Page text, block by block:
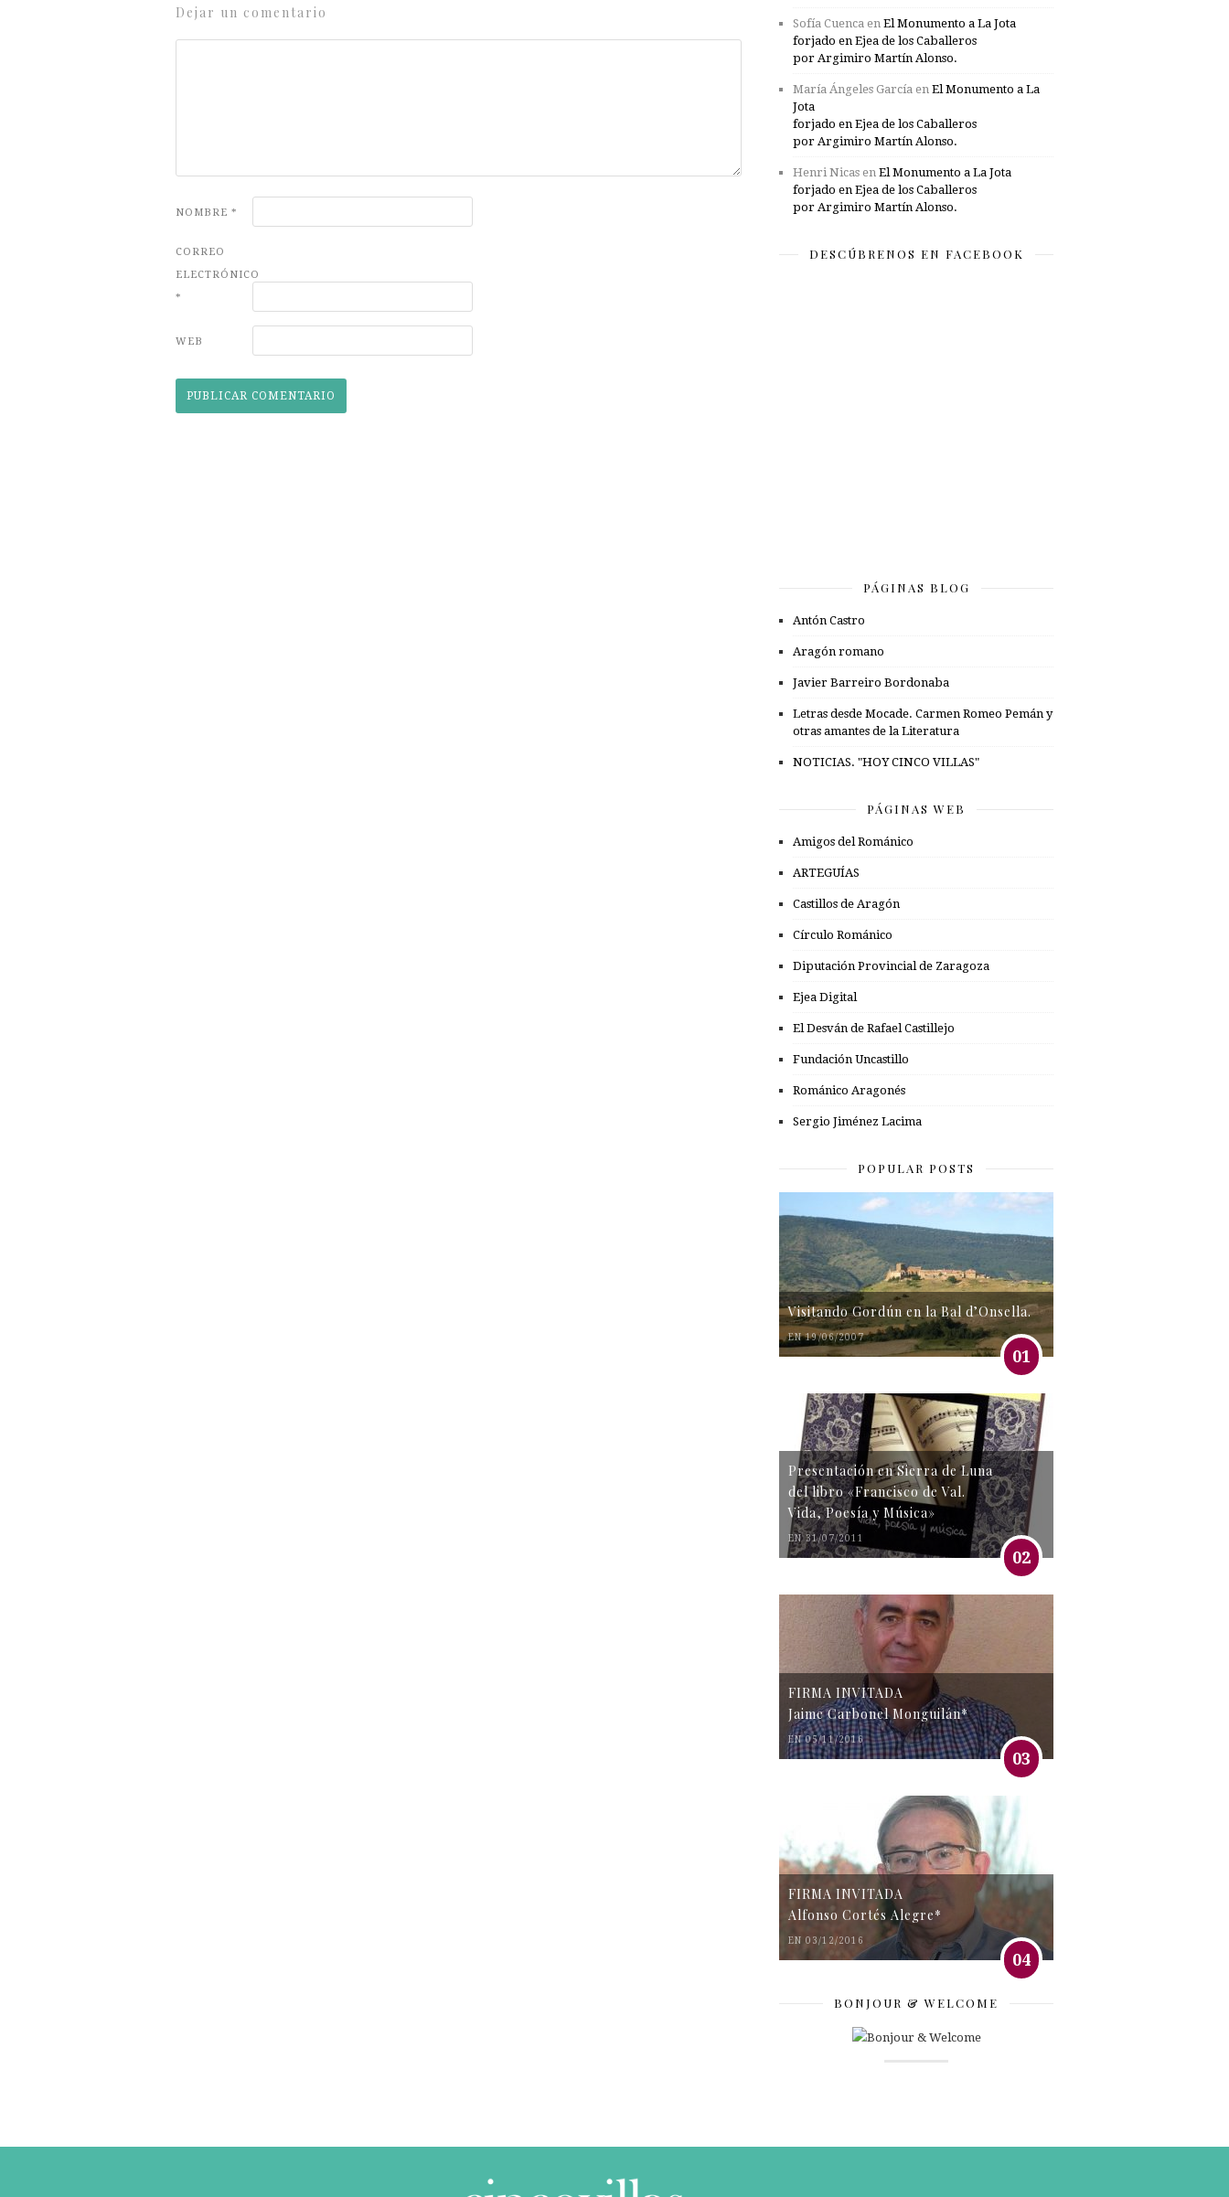
Dejar un comentario
NOMBRE *
CORREO
ELECTRÓNICO
*
WEB
Sofía Cuenca en El Monumento a La Jota
forjado en Ejea de los Caballeros
por Argimiro Martín Alonso.
María Ángeles García en El Monumento a La
Jota
forjado en Ejea de los Caballeros
por Argimiro Martín Alonso.
Henri Nicas en El Monumento a La Jota
forjado en Ejea de los Caballeros
por Argimiro Martín Alonso.
DESCÚBRENOS EN FACEBOOK
PÁGINAS BLOG
Antón Castro
Aragón romano
Javier Barreiro Bordonaba
Letras desde Mocade. Carmen Romeo Pemán y
otras amantes de la Literatura
NOTICIAS. "HOY CINCO VILLAS"
PÁGINAS WEB
Amigos del Románico
ARTEGUÍAS
Castillos de Aragón
Círculo Románico
Diputación Provincial de Zaragoza
Ejea Digital
El Desván de Rafael Castillejo
Fundación Uncastillo
Románico Aragonés
Sergio Jiménez Lacima
POPULAR POSTS
Visitando Gordún en la Bal d’Onsella.
EN 19/06/2007
01
Presentación en Sierra de Luna
del libro «Francisco de Val.
Vida, Poesía y Música»
EN 31/07/2011
02
FIRMA INVITADA
Jaime Carbonel Monguilán*
EN 05/11/2016
03
FIRMA INVITADA
Alfonso Cortés Alegre*
EN 03/12/2016
04
BONJOUR & WELCOME